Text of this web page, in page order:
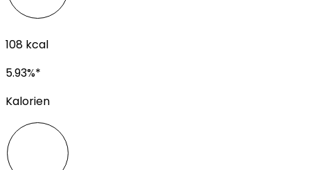
108 kcal
5.93%*
Kalorien